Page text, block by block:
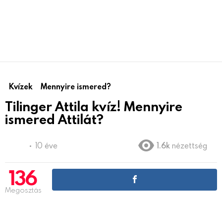
Kvízek Mennyire ismered?
Tilinger Attila kvíz! Mennyire
ismered Attilát?
10 éve 1.6k nézettség
136
Megosztás